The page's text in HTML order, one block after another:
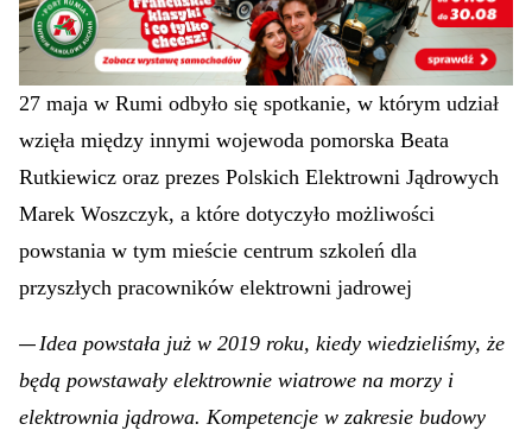
Elektrowni Jądrowych w zakresie szkoleń przyszłych
pracowników
27 maja w Rumi odbyło się spotkanie, w którym udział
wzięła między innymi wojewoda pomorska Beata
Rutkiewicz oraz prezes Polskich Elektrowni Jądrowych
Marek Woszczyk, a które dotyczyło możliwości
powstania w tym mieście centrum szkoleń dla
przyszłych pracowników elektrowni jadrowej
—Idea powstała już w 2019 roku, kiedy wiedzieliśmy, że